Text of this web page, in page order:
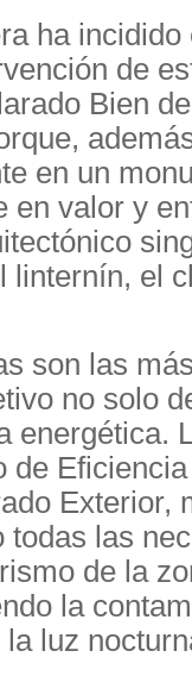
ha
de
Bien
en un
en valor y
linternín, el
son las
no solo
energética.
de
Exterior,
las
de la
la
luz